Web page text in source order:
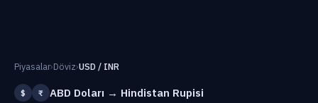
Piyasalar›Döviz›USD / INR
$ ₹ ABD Doları → Hindistan Rupisi